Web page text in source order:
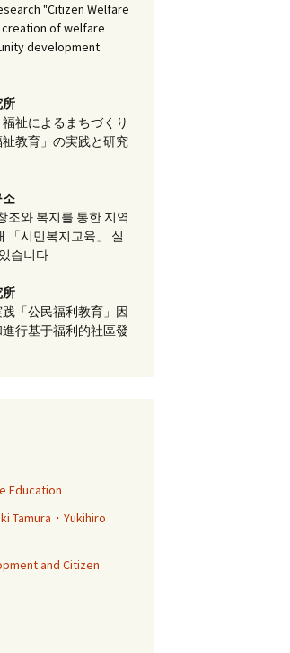
"Citizen Welfare
of welfare
development
所
祉によるまちづくり
教育」の実践と研究
소
조와 복지를 통한 지역
「시민복지교육」 실
습니다
所
「公民福利教育」因
行基于福利的社區發
Education
Tamura・Yukihiro
and Citizen